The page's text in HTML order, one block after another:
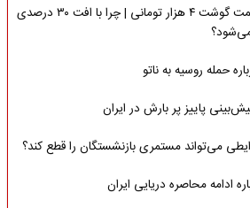
ماجرای جهش میلیونی قیمت گوشت ۴ هزار تومانی | چرا با افت ۳۰ درصدی
حمله روسیه به ناتو
پاییز پر بارش در ایران
می‌تواند مستمری بازنشستگان را قطع کند؟
ادامه محاصره دریایی ایران